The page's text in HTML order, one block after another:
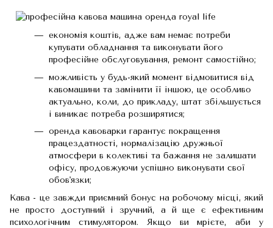
економія коштів, адже вам немає потреби
купувати обладнання та виконувати його
професійне обслуговування, ремонт самостійно;
можливість у будь-який момент відмовитися від
кавомашини та замінити її іншою, це особливо
актуально, коли, до прикладу, штат збільшується
і виникає потреба розширятися;
оренда кавоварки гарантує покращення
працездатності, нормалізацію дружньої
атмосфери в колективі та бажання не залишати
офісу, продовжуючи успішно виконувати свої
обов'язки;
Кава - це завжди приємний бонус на робочому місці, який
не просто доступний і зручний, а й ще є ефективним
психологічним стимулятором. Якщо ви мрієте, аби у